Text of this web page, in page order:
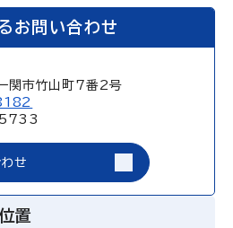
お問い合わせ
市竹山町7番2号
5733
せ
置